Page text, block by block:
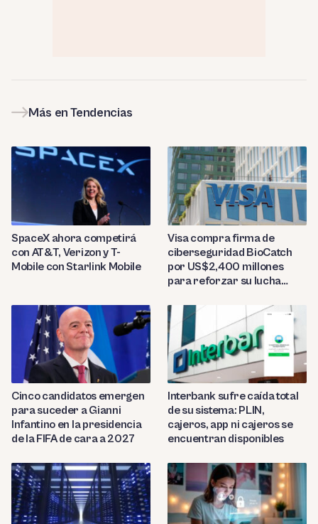
Más en Tendencias
SpaceX ahora competirá
con AT&T, Verizon y T-
Mobile con Starlink Mobile
Visa compra firma de
ciberseguridad BioCatch
por US$2,400 millones
para reforzar su lucha
Cinco candidatos emergen
para suceder a Gianni
Infantino en la presidencia
de la FIFA de cara a 2027
Interbank sufre caída total
de su sistema: PLIN,
cajeros, app ni cajeros se
encuentran disponibles